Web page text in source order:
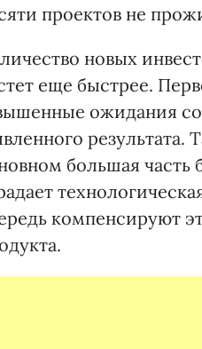
проектов не
новых
еще быстрее.
ожидания
большая часть
компенсируют